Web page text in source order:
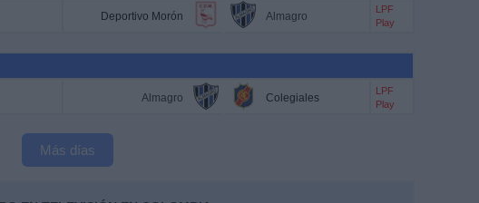
Deportivo Morón Almagro
LPF
Play
Almagro Colegiales
LPF
Play
Más días